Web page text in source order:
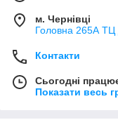
м. Чернівці
Головна 265А ТЦ
Контакти
Сьогодні
Показати весь